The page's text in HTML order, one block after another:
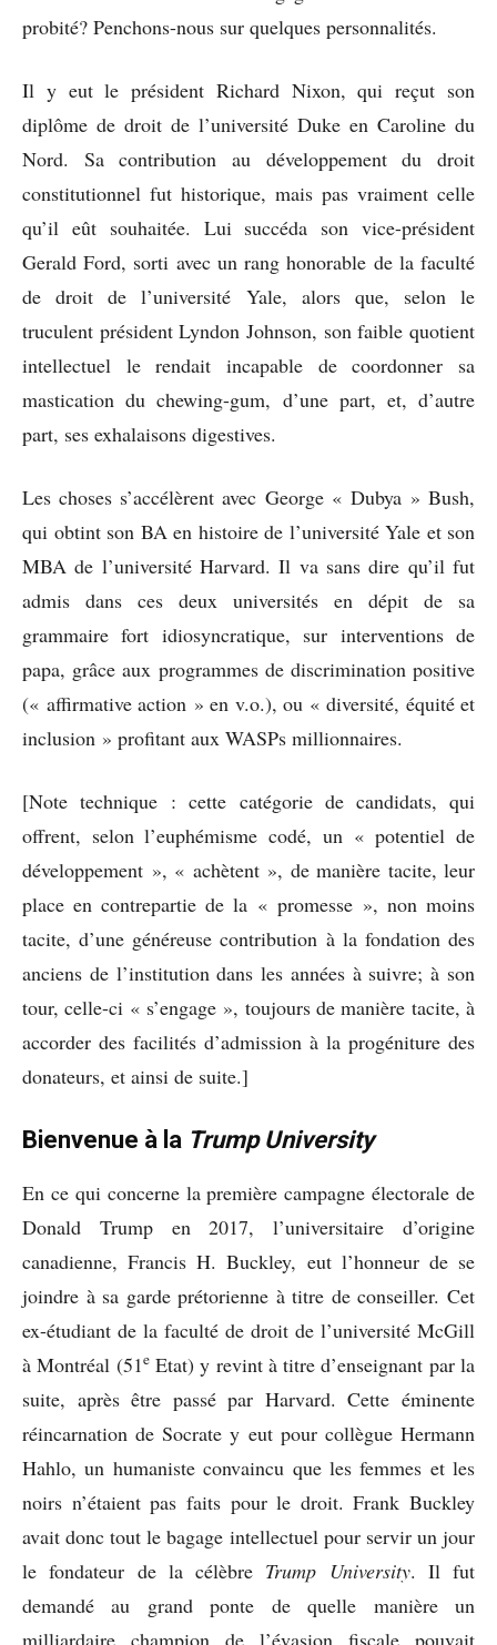
probité? Penchons-nous sur quelques personnalités.
Il y eut le président Richard Nixon, qui reçut son
diplôme de droit de l’université Duke en Caroline du
Nord. Sa contribution au développement du droit
constitutionnel fut historique, mais pas vraiment celle
qu’il eût souhaitée. Lui succéda son vice-président
Gerald Ford, sorti avec un rang honorable de la faculté
de droit de l’université Yale, alors que, selon le
truculent président Lyndon Johnson, son faible quotient
intellectuel le rendait incapable de coordonner sa
mastication du chewing-gum, d’une part, et, d’autre
part, ses exhalaisons digestives.
Les choses s’accélèrent avec George « Dubya » Bush,
qui obtint son BA en histoire de l’université Yale et son
MBA de l’université Harvard. Il va sans dire qu’il fut
admis dans ces deux universités en dépit de sa
grammaire fort idiosyncratique, sur interventions de
papa, grâce aux programmes de discrimination positive
(« affirmative action » en v.o.), ou « diversité, équité et
inclusion » profitant aux WASPs millionnaires.
[Note technique : cette catégorie de candidats, qui
offrent, selon l’euphémisme codé, un « potentiel de
développement », « achètent », de manière tacite, leur
place en contrepartie de la « promesse », non moins
tacite, d’une généreuse contribution à la fondation des
anciens de l’institution dans les années à suivre; à son
tour, celle-ci « s’engage », toujours de manière tacite, à
accorder des facilités d’admission à la progéniture des
donateurs, et ainsi de suite.]
Bienvenue à la Trump University
En ce qui concerne la première campagne électorale de
Donald Trump en 2017, l’universitaire d’origine
canadienne, Francis H. Buckley, eut l’honneur de se
joindre à sa garde prétorienne à titre de conseiller. Cet
ex-étudiant de la faculté de droit de l’université McGill
à Montréal (51eEtat) y revint à titre d’enseignant par la
suite, après être passé par Harvard. Cette éminente
réincarnation de Socrate y eut pour collègue Hermann
Hahlo, un humaniste convaincu que les femmes et les
noirs n’étaient pas faits pour le droit. Frank Buckley
avait donc tout le bagage intellectuel pour servir un jour
le fondateur de la célèbre Trump University. Il fut
demandé au grand ponte de quelle manière un
milliardaire champion de l’évasion fiscale pouvait